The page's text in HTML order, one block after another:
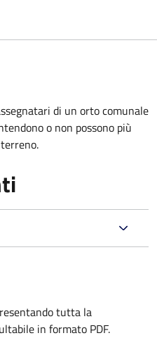
di un orto comunale
o non possono più
tutta la
in formato PDF.